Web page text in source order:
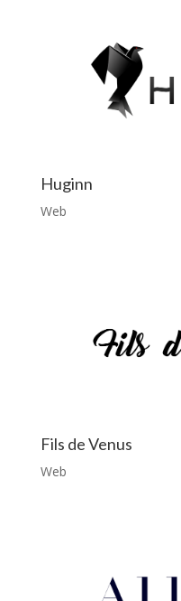
Huginn
Web
Fils de Venus
Web